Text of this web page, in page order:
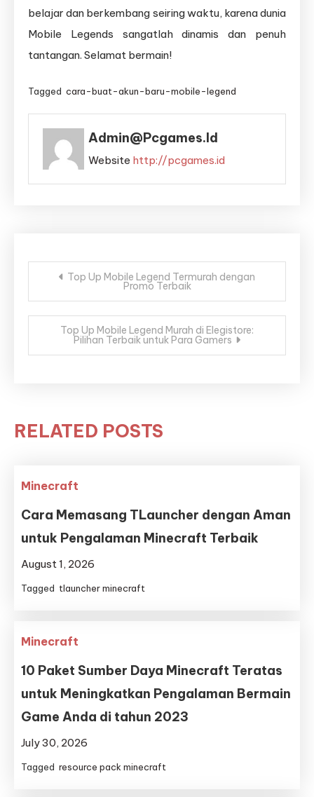
belajar dan berkembang seiring waktu, karena dunia
Mobile Legends sangatlah dinamis dan penuh
tantangan. Selamat bermain!
Tagged cara-buat-akun-baru-mobile-legend
Admin@pcgames.id
Website http://pcgames.id
Post
navigation
Top Up Mobile Legend Termurah dengan
Promo Terbaik
Top Up Mobile Legend Murah di Elegistore:
Pilihan Terbaik untuk Para Gamers
RELATED POSTS
Minecraft
Cara Memasang TLauncher dengan Aman
untuk Pengalaman Minecraft Terbaik
August 1, 2026
Tagged tlauncher minecraft
Minecraft
10 Paket Sumber Daya Minecraft Teratas
untuk Meningkatkan Pengalaman Bermain
Game Anda di tahun 2023
July 30, 2026
Tagged resource pack minecraft